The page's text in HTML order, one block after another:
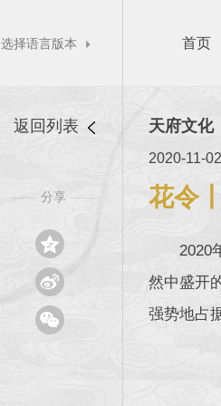
选择语言版本  首页
返回列表
—— 分享 ——



天府文化
2020-11-02
花令
2020
然中盛开
强势地占